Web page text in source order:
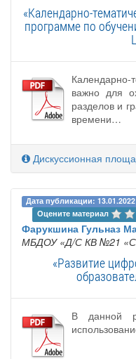
«Календарно-
программе по
важно для
разделов и
времени…
Дискуссионная
Дата публикации: 13.01.2022
Оцените материал
Фарукшина Гульназ
МБДОУ «Д/С КВ №21
«Развитие
В данной